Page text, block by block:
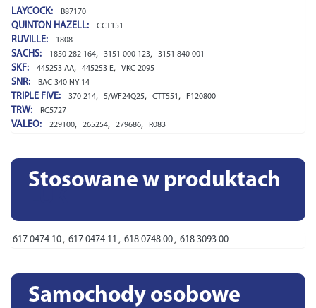
LAYCOCK: B87170
QUINTON HAZELL: CCT151
RUVILLE: 1808
SACHS: 1850 282 164, 3151 000 123, 3151 840 001
SKF: 445253 AA, 445253 E, VKC 2095
SNR: BAC 340 NY 14
TRIPLE FIVE: 370 214, 5/WF24Q25, CTT551 , F120800
TRW: RC5727
VALEO: 229100, 265254, 279686, R083
Stosowane w produktach
617 0474 10 , 617 0474 11 , 618 0748 00 , 618 3093 00
Samochody osobowe